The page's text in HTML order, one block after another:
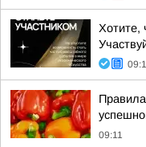
Хотите,
09:11